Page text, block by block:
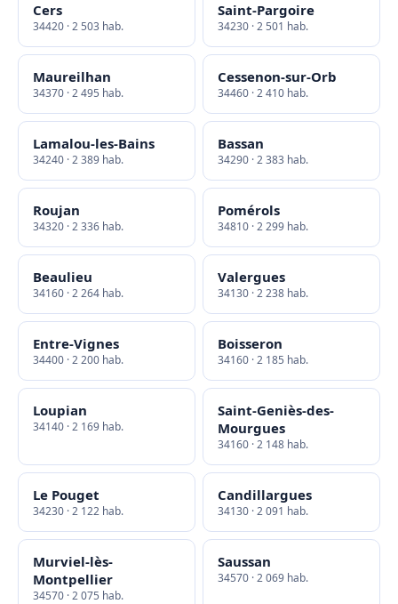
Cers
34420 · 2 503 hab.
Saint-Pargoire
34230 · 2 501 hab.
Maureilhan
34370 · 2 495 hab.
Cessenon-sur-Orb
34460 · 2 410 hab.
Lamalou-les-Bains
34240 · 2 389 hab.
Bassan
34290 · 2 383 hab.
Roujan
34320 · 2 336 hab.
Pomérols
34810 · 2 299 hab.
Beaulieu
34160 · 2 264 hab.
Valergues
34130 · 2 238 hab.
Entre-Vignes
34400 · 2 200 hab.
Boisseron
34160 · 2 185 hab.
Loupian
34140 · 2 169 hab.
Saint-Geniès-des-
Mourgues
34160 · 2 148 hab.
Le Pouget
34230 · 2 122 hab.
Candillargues
34130 · 2 091 hab.
Murviel-lès-
Montpellier
34570 · 2 075 hab.
Saussan
34570 · 2 069 hab.